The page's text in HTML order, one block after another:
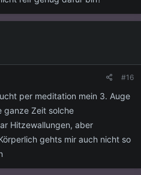
#16
per meditation mein 3. Auge
ganze Zeit solche
Hitzewallungen, aber
gehts mir auch nicht so